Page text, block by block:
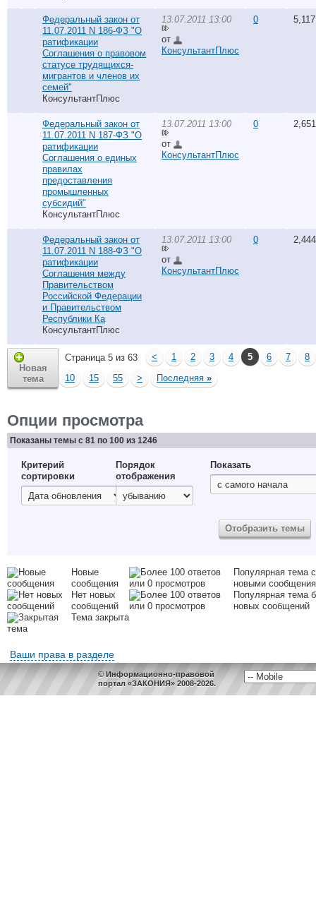
Федеральный закон от
11.07.2011 N 186-ФЗ "О
ратификации
Соглашения о правовом
статусе трудящихся-
мигрантов и членов их
семей"
КонсультантПлюс
13.07.2011 13:00
от
КонсультантПлюс
0 5,117
Федеральный закон от
11.07.2011 N 187-ФЗ "О
ратификации
Соглашения о единых
правилах
предоставления
промышленных
субсидий"
КонсультантПлюс
13.07.2011 13:00
от
КонсультантПлюс
0 2,651
Федеральный закон от
11.07.2011 N 188-ФЗ "О
ратификации
Соглашения между
Правительством
Российской Федерации
и Правительством
Республики Ка
КонсультантПлюс
13.07.2011 13:00
от
КонсультантПлюс
0 2,444
Новая
тема
Страница 5 из 63 < 1 2 3 4 5 6 7
8
10
15 55 > Последняя »
Опции просмотра
Показаны темы с 81 по 100 из 1246
Критерий
сортировки
Порядок
отображения
Показать
Новые
сообщения
Популярная тема с
новыми
Нет новых
сообщений
Популярная тема
новых сообщений
Тема закрыта
Ваши права в разделе
© Информационно-правовой
портал «ЗАКОНИЯ» 2008-2026.